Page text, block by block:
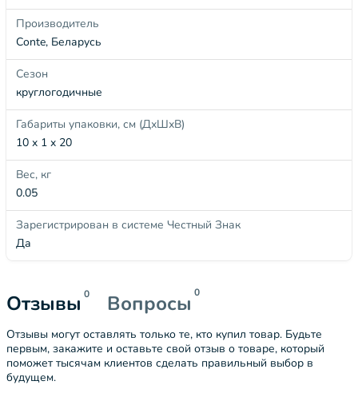
Производитель
Conte, Беларусь
Сезон
круглогодичные
Габариты упаковки, см (ДхШхВ)
10 x 1 x 20
Вес, кг
0.05
Зарегистрирован в системе Честный Знак
Да
Отзывы 0 Вопросы 0
Отзывы могут оставлять только те, кто купил товар. Будьте
первым, закажите и оставьте свой отзыв о товаре, который
поможет тысячам клиентов сделать правильный выбор в
будущем.